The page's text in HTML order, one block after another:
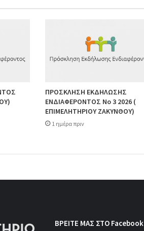
ΠΡΟΣΚΛΗΣΗ ΕΚΔΗΛΩΣΗΣ
ΕΝΔΙΑΦΕΡΟΝΤΟΣ Νο 3 2026 (
ΕΠΙΜΕΛΗΤΗΡΙΟΥ ΖΑΚΥΝΘΟΥ)
1 ημέρα πριν
ΒΡΕΙΤΕ ΜΑΣ ΣΤΟ Facebook